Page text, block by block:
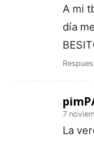
A mi
día
7
La